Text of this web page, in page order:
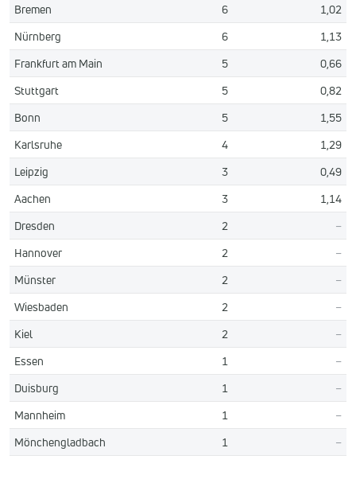
Bremen
6
1,02
Nürnberg
6
1,13
Frankfurt am Main
5
0,66
Stuttgart
5
0,82
Bonn
5
1,55
Karlsruhe
4
1,29
Leipzig
3
0,49
Aachen
3
1,14
Dresden
2
–
Hannover
2
–
Münster
2
–
Wiesbaden
2
–
Kiel
2
–
Essen
1
–
Duisburg
1
–
Mannheim
1
–
Mönchengladbach
1 –